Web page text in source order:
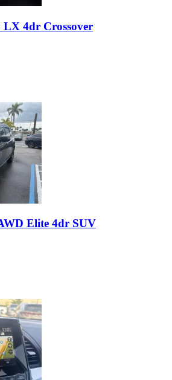
4dr Crossover
Elite 4dr SUV